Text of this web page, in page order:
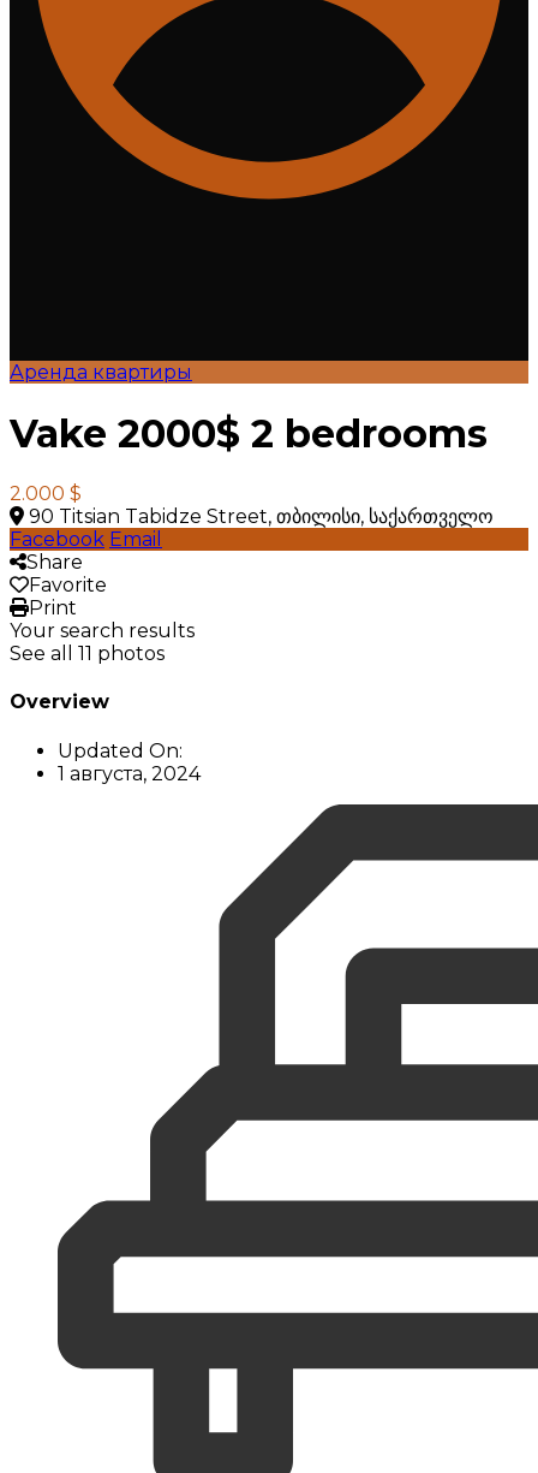
Аренда квартиры
Vake 2000$ 2 bedrooms
2.000 $
90 Titsian Tabidze Street, თბილისი, საქართველო
Facebook Email
Share
Favorite
Print
Your search results
See all 11 photos
Overview
Updated On:
1 августа, 2024